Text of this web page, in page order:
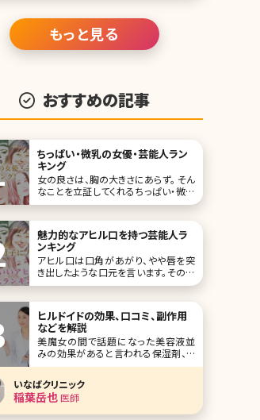
食欲抑制効果のあるサノレックスや
BBXといった内服薬の他、糖質の吸収
を抑えてダイエット効果をもたら
もっと見る
おすすめの記事
ちっぱい・微乳の女優・芸能人ラン
キング
女の良さは、胸の大きさにあらず。 そん
なことを立証してくれるちっぱい・微乳
芸能人たちをトップ10形式にしてご紹
ではの部分ですが、必ずしもその大きさ
が全てではなく、その人なりの美しさを
探求できる部分でもあるのです。 第1位
指原莉乃
魅力的なアヒル口を持つ芸能人ラ
ンキング
アヒル口は口角があがり、やや唇を突
き出したような口元を言います。その際
に口の隙間が「W」のように見えたるの
たので、真似したことがある人も多いの
ではないでしょうか。そして意外とうまく
できずに撃沈したことも……。 本来の
口の形な
ヒルドイドの効果、口コミ、副作用
などを解説
美魔女の間で話題になった美容液並
みの効果があると言われる保湿剤、ヒ
ルドイド。皮膚科で処方してもらえるの
すが、このヒルドイドが、一部保険適用
外になる可能性が高まっています。そも
そも、ヒルドイドとはどんな薬なのでし
いなばクリニック
稲葉岳也医師